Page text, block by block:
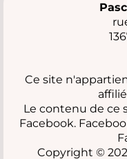
Ce site
Le contenu de ce
Facebook.
Copyright ©